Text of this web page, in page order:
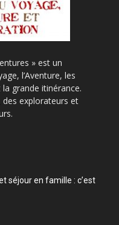
» est un
l’Aventure, les
grande itinérance.
des explorateurs et
séjour en famille : c’est